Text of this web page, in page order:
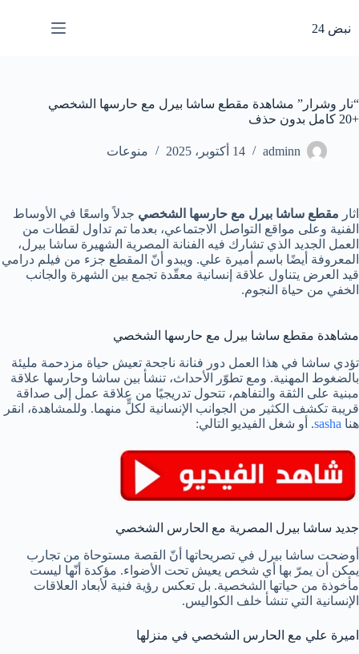
المحتوى
نبض 24
“نار وشرار” مشاهدة مقطع ساشا بيرل مع حارسها الشخصي
+20 كامل بدون حذف
adminn 14 أكتوبر، 2025 منوعات
اثار مقطع ساشا بيرل مع حارسها الشخصي جدلاً واسعًا في الأوساط
الفنية وعلى مواقع التواصل الاجتماعي، بعدما تم تداول لقطات من
العمل الجديد الذي تشارك فيه الفنانة المصرية الشهيرة ساشا بيرل،
المعروفة أيضًا باسم أميرة علي. ويبدو أنّ المقطع جزء من فيلم درامي
قيد العرض يتناول علاقة إنسانية معقّدة تجمع بين الشهرة والجانب
الخفي من حياة النجوم.
مشاهدة مقطع ساشا بيرل مع حارسها الشخصي
تؤدي ساشا في هذا العمل دور فنانة ناجحة تعيش حياة مزدحمة مليئة
بالضغوط المهنية. ومع تطوّر الأحداث، تنشأ بين ساشا وحارسها علاقة
مبنية على الثقة والتفاهم، تتحول تدريجيًا من علاقة عمل إلى صداقة
قريبة تكشف الكثير من الجوانب الإنسانية لكلٍّ منهما. وللمشاهدة، انقر
هنا sasha. أو شغل الفيديو التالي:
جديد ساشا بيرل المصرية مع الحارس الشخصي
أوضحت ساشا بيرل في تصريحاتها أنّ القصة مستوحاة من تجارب
يمكن أن يمرّ بها أي شخص يعيش تحت الأضواء. مؤكدة أنّها ليست
مأخوذة من حياتها الشخصية. بل تعكس رؤية فنية لأبعاد العلاقات
الإنسانية التي تنشأ خلف الكواليس.
اميرة علي مع الحارس الشخصي في منزلها